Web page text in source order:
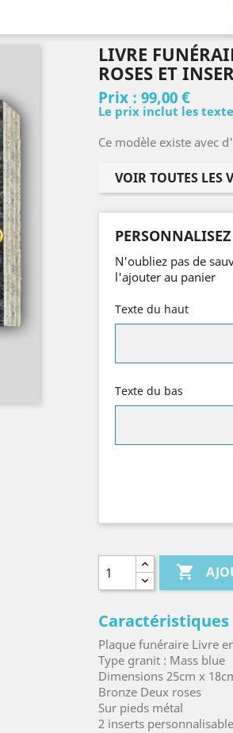
LIVRE
ROSES ET
Prix : 99,00 €
Le prix inclut les
Ce modèle existe avec
VOIR TOUTES LES
PERSONNALISEZ
N'oubliez pas de
l'ajouter au panier
Texte du haut
Texte du bas

Caractéristiques
Plaque funéraire Livre
Type granit : Mass blue
Dimensions 25cm x
Bronze Deux roses
Sur pieds métal
2 inserts